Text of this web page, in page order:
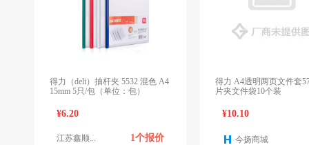
得力（deli）抽杆夹 5532 混色 A4
15mm 5只/包（单位：包）
¥6.20
江苏鑫顺... 1个报价
得力 A4透明两页文件套5706 单
片夹文件袋10个装
¥10.10
今扬商城